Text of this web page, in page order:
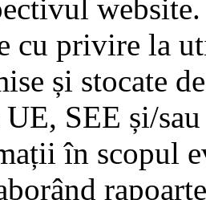
cu privire la
și stocate
SEE și/
în scopul